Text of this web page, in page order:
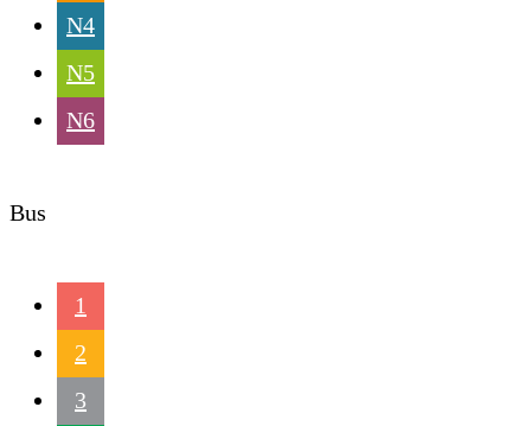
N4
N5
N6
Bus
1
2
3